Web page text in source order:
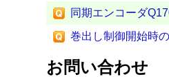
同期エンコーダ
巻出し制御開始時
お問い合わせ